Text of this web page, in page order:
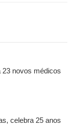
23 novos médicos
celebra 25 anos